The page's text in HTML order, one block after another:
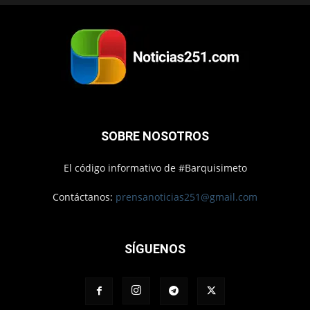
SOBRE NOSOTROS
El código informativo de #Barquisimeto
Contáctanos: prensanoticias251@gmail.com
SÍGUENOS